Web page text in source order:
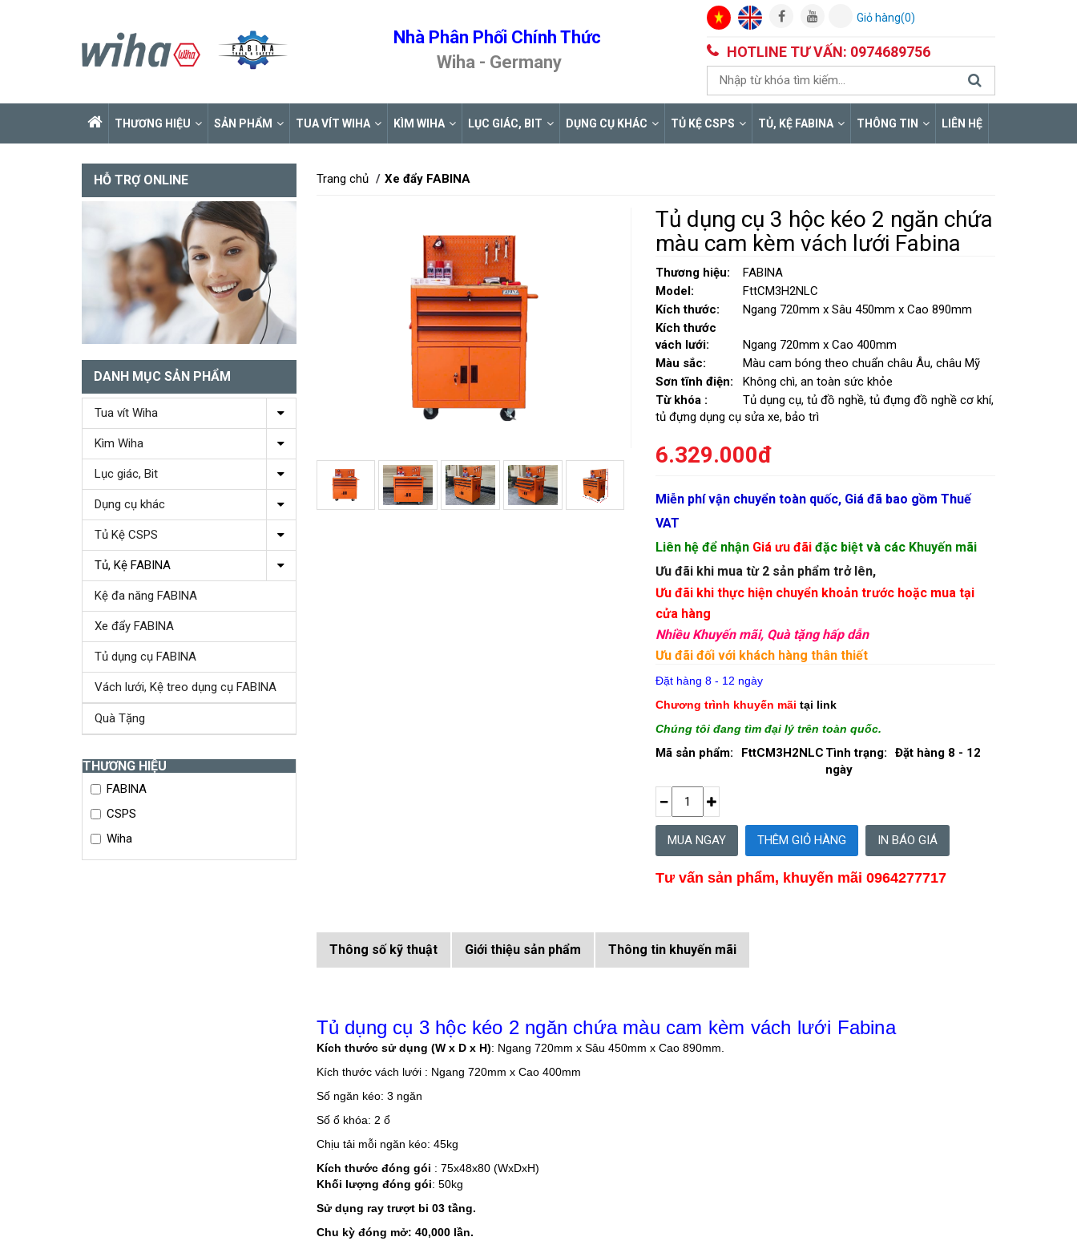
Nhà Phân Phối Chính Thức
Wiha - Germany
Giỏ hàng(0)
HOTLINE TƯ VẤN: 0974689756
THƯƠNG HIỆU SẢN PHẨM TUA VÍT WIHA KÌM WIHA LỤC GIÁC, BIT DỤNG CỤ KHÁC TỦ KỆ CSPS TỦ, KỆ FABINA THÔNG TIN LIÊN HỆ
HỖ TRỢ ONLINE
DANH MỤC SẢN PHẨM
Tua vít Wiha
Kìm Wiha
Lục giác, Bit
Dụng cụ khác
Tủ Kệ CSPS
Tủ, Kệ FABINA
Kệ đa năng FABINA
Xe đẩy FABINA
Tủ dụng cụ FABINA
Vách lưới, Kệ treo dụng cụ FABINA
Quà Tặng
THƯƠNG HIỆU
FABINA
CSPS
Wiha
Trang chủ Xe đẩy FABINA
Tủ dụng cụ 3 hộc kéo 2 ngăn chứa
màu cam kèm vách lưới Fabina
Thương hiệu:
FABINA
Model:
FttCM3H2NLC
Kích thước:
Ngang 720mm x Sâu 450mm x Cao 890mm
Kích thước
vách lưới:
Ngang 720mm x Cao 400mm
Màu sắc:
Màu cam bóng theo chuẩn châu Âu, châu Mỹ
Sơn tĩnh điện:
Không chì, an toàn sức khỏe
Từ khóa :
Tủ dụng cụ, tủ đồ nghề, tủ đựng đồ nghề cơ khí,
tủ đựng dụng cụ sửa xe, bảo trì
6.329.000đ
Miễn phí vận chuyển toàn quốc, Giá đã bao gồm Thuế
VAT
Liên hệ để nhận Giá ưu đãi đặc biệt và các Khuyến mãi
Ưu đãi khi mua từ 2 sản phẩm trở lên,
Ưu đãi khi thực hiện chuyển khoản trước hoặc mua tại
cửa hàng
Nhiều Khuyến mãi, Quà tặng hấp dẫn
Ưu đãi đối với khách hàng thân thiết
Đặt hàng 8 - 12 ngày
Chương trình khuyến mãitại link
Chúng tôi đang tìm đại lý trên toàn quốc.
Mã sản phẩm: FttCM3H2NLC Tình trạng:
Đặt hàng 8 - 12
ngày
IN BÁO GIÁ
Tư vấn sản phẩm, khuyến mãi 0964277717
Thông số kỹ thuật Giới thiệu sản phẩm Thông tin khuyến mãi
Tủ dụng cụ 3 hộc kéo 2 ngăn chứa màu cam kèm vách lưới Fabina
Kích thước sử dụng (W x D x H): Ngang 720mm x Sâu 450mm x Cao 890mm.
Kích thước vách lưới : Ngang 720mm x Cao 400mm
Số ngăn kéo: 3 ngăn
Số ổ khóa: 2 ổ
Chịu tải mỗi ngăn kéo: 45kg
Kích thước đóng gói : 75x48x80 (WxDxH)
Khối lượng đóng gói: 50kg
Sử dụng ray trượt bi 03 tầng.
Chu kỳ đóng mở: 40,000 lần.